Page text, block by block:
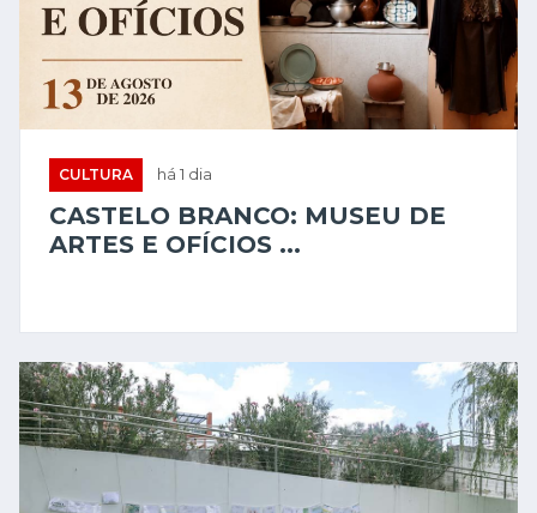
CULTURA há 1 dia
CASTELO BRANCO: MUSEU DE
ARTES E OFÍCIOS ...